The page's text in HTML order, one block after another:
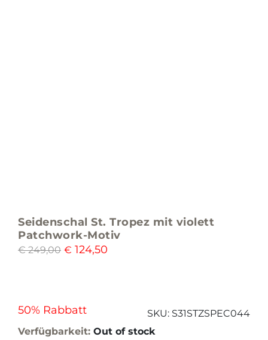
Seidenschal St. Tropez mit violett
Patchwork-Motiv
€249,00 € 124,50
50% Rabbatt SKU: S31STZSPEC044
Verfügbarkeit: Out of stock